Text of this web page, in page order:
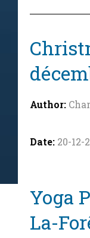
20-12-
Yoga
La-